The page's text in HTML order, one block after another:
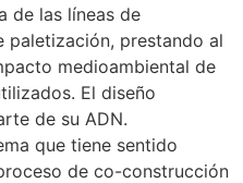
de las líneas de
prestando al
medioambiental de
El diseño
de su ADN.
que tiene sentido
de co-construcción